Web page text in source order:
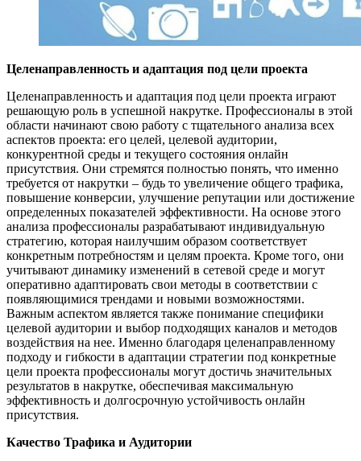
Целенаправленность и адаптация под цели проекта
Целенаправленность и адаптация под цели проекта играют
решающую роль в успешной накрутке. Профессионалы в этой
области начинают свою работу с тщательного анализа всех
аспектов проекта: его целей, целевой аудитории,
конкурентной среды и текущего состояния онлайн
присутствия. Они стремятся полностью понять, что именно
требуется от накрутки – будь то увеличение общего трафика,
повышение конверсии, улучшение репутации или достижение
определенных показателей эффективности. На основе этого
анализа профессионалы разрабатывают индивидуальную
стратегию, которая наилучшим образом соответствует
конкретным потребностям и целям проекта. Кроме того, они
учитывают динамику изменений в сетевой среде и могут
оперативно адаптировать свои методы в соответствии с
появляющимися трендами и новыми возможностями.
Важным аспектом является также понимание специфики
целевой аудитории и выбор подходящих каналов и методов
воздействия на нее. Именно благодаря целенаправленному
подходу и гибкости в адаптации стратегии под конкретные
цели проекта профессионалы могут достичь значительных
результатов в накрутке, обеспечивая максимальную
эффективность и долгосрочную устойчивость онлайн
присутствия.
Качество Трафика и Аудитории